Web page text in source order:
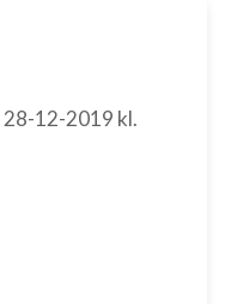
28-12-2019 kl.